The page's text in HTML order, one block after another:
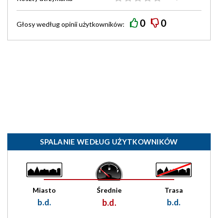
Głosy wedługopiniiużytkowników: 0 0
SPALANIE WEDŁUG UŻYTKOWNIKÓW
Miasto
b.d.
Średnie
b.d.
Trasa
b.d.